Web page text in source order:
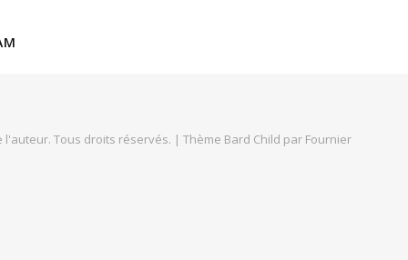
Tous droits réservés. | Thème Bard Child par Fournier